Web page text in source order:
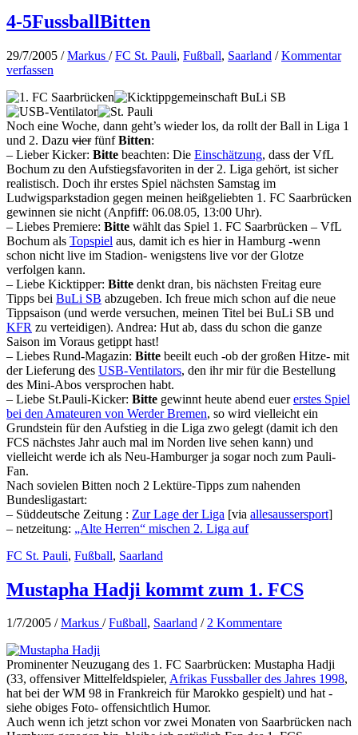
4-5FussballBitten
29/7/2005 /Markus /FC St. Pauli, Fußball, Saarland /Kommentar
verfassen
Noch eine Woche, dann geht’s wieder los, da rollt der Ball in Liga 1
und 2. Dazu vierfünfBitten:
– Lieber Kicker: Bitte beachten: Die Einschätzung, dass der VfL
Bochum zu den Aufstiegsfavoriten in der 2. Liga gehört, ist sicher
realistisch. Doch ihr erstes Spiel nächsten Samstag im
Ludwigsparkstadion gegen meinen heißgeliebten 1. FC Saarbrücken
gewinnen sie nicht (Anpfiff: 06.08.05, 13:00 Uhr).
– Liebes Premiere: Bitte wählt das Spiel 1. FC Saarbrücken – VfL
Bochum als Topspiel aus, damit ich es hier in Hamburg -wenn
schon nicht live im Stadion- wenigstens live vor der Glotze
verfolgen kann.
– Liebe Kicktipper: Bitte denkt dran, bis nächsten Freitag eure
Tipps bei BuLi SB abzugeben. Ich freue mich schon auf die neue
Tippsaison (und werde versuchen, meinen Titel bei BuLi SB und
KFR zu verteidigen). Andrea: Hut ab, dass du schon die ganze
Saison im Voraus getippt hast!
– Liebes Rund-Magazin: Bitte beeilt euch -ob der großen Hitze- mit
der Lieferung des USB-Ventilators, den ihr mir für die Bestellung
des Mini-Abos versprochen habt.
– Liebe St.Pauli-Kicker: Bitte gewinnt heute abend euererstes Spiel
bei den Amateuren von Werder Bremen, so wird vielleicht ein
Grundstein für den Aufstieg in die Liga zwo gelegt (damit ich den
FCS nächstes Jahr auch mal im Norden live sehen kann) und
vielleicht werde ich als Neu-Hamburger ja sogar noch zum Pauli-
Fan.
Nach sovielen Bitten noch 2 Lektüre-Tipps zum nahenden
Bundesligastart:
– Süddeutsche Zeitung : Zur Lage der Liga [via allesaussersport]
– netzeitung: „Alte Herren“ mischen 2. Liga auf
FC St. Pauli, Fußball, Saarland
Mustapha Hadji kommt zum 1. FCS
1/7/2005 /Markus /Fußball, Saarland /2 Kommentare
Prominenter Neuzugang des 1. FC Saarbrücken: Mustapha Hadji
(33, offensiver Mittelfeldspieler, Afrikas Fussballer des Jahres 1998,
hat bei der WM 98 in Frankreich für Marokko gespielt) und hat -
siehe obiges Foto- offensichtlich Humor.
Auch wenn ich jetzt schon vor zwei Monaten von Saarbrücken nach